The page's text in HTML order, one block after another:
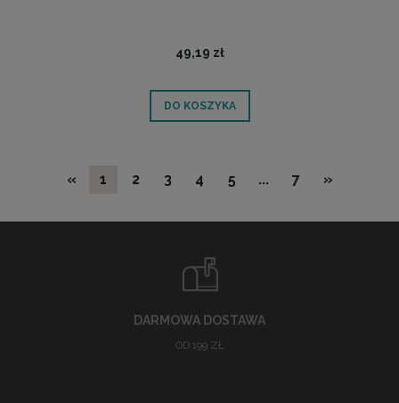
49,19 zł
DO KOSZYKA
« 1 2 3 4 5 ... 7 »
DARMOWA DOSTAWA
OD 199 ZŁ